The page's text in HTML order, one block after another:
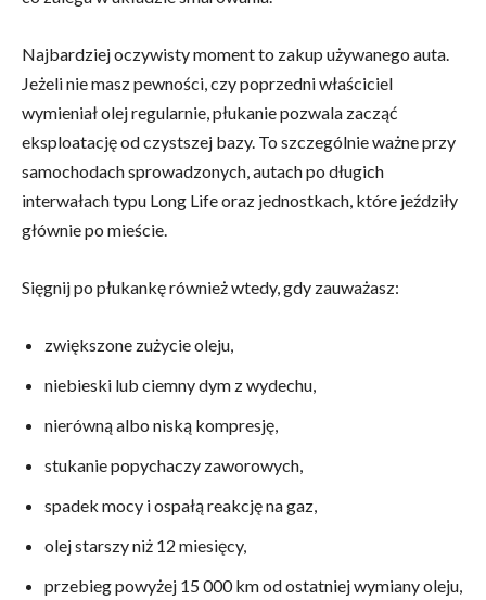
Najbardziej oczywisty moment to zakup używanego auta.
Jeżeli nie masz pewności, czy poprzedni właściciel
wymieniał olej regularnie, płukanie pozwala zacząć
eksploatację od czystszej bazy. To szczególnie ważne przy
samochodach sprowadzonych, autach po długich
interwałach typu Long Life oraz jednostkach, które jeździły
głównie po mieście.
Sięgnij po płukankę również wtedy, gdy zauważasz:
zwiększone zużycie oleju,
niebieski lub ciemny dym z wydechu,
nierówną albo niską kompresję,
stukanie popychaczy zaworowych,
spadek mocy i ospałą reakcję na gaz,
olej starszy niż 12 miesięcy,
przebieg powyżej 15 000 km od ostatniej wymiany oleju,